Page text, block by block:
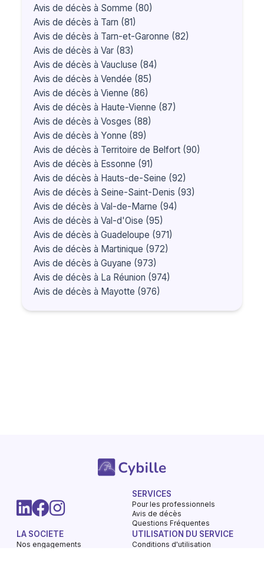
Avis de décès à Somme (80)
Avis de décès à Tarn (81)
Avis de décès à Tarn-et-Garonne (82)
Avis de décès à Var (83)
Avis de décès à Vaucluse (84)
Avis de décès à Vendée (85)
Avis de décès à Vienne (86)
Avis de décès à Haute-Vienne (87)
Avis de décès à Vosges (88)
Avis de décès à Yonne (89)
Avis de décès à Territoire de Belfort (90)
Avis de décès à Essonne (91)
Avis de décès à Hauts-de-Seine (92)
Avis de décès à Seine-Saint-Denis (93)
Avis de décès à Val-de-Marne (94)
Avis de décès à Val-d'Oise (95)
Avis de décès à Guadeloupe (971)
Avis de décès à Martinique (972)
Avis de décès à Guyane (973)
Avis de décès à La Réunion (974)
Avis de décès à Mayotte (976)
SERVICES
Pour les professionnels
Avis de décès
Questions Fréquentes
LA SOCIETE
Nos engagements
UTILISATION DU SERVICE
Conditions d'utilisation